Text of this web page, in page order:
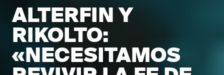
ALTERFIN Y
RIKOLTO:
«NECESITAMOS